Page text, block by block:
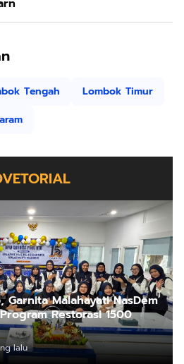
Tengah
Lombok Timur
Garnita Malahayati NasDem
Restorasi 1500
lalu